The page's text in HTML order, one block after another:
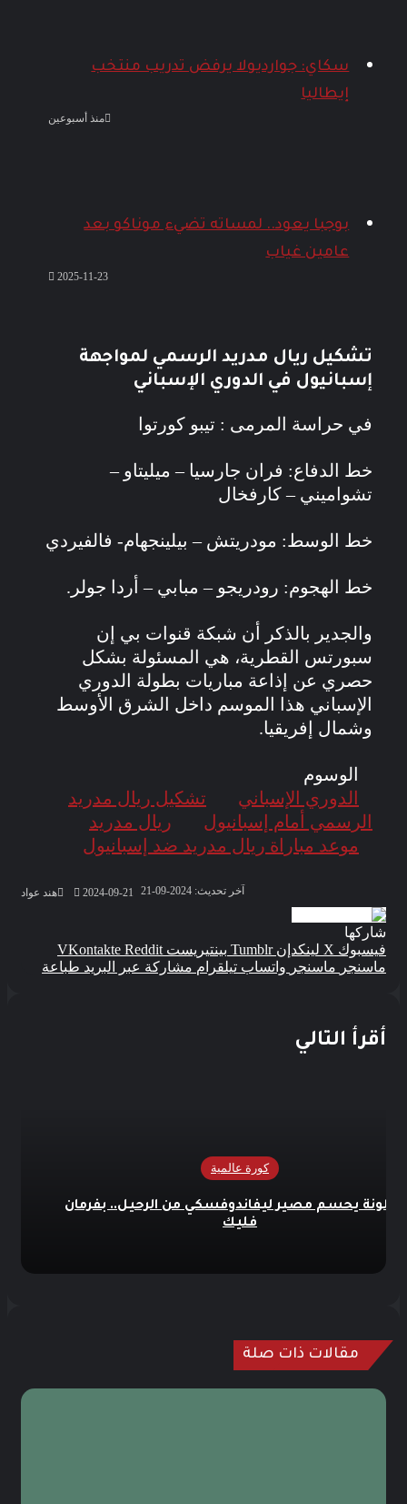
سكاي: جوارديولا يرفض تدريب منتخب
إيطاليا
منذ أسبوعين
بوجبا يعود.. لمساته تضيء موناكو بعد
عامين غياب
2025-11-23
تشكيل ريال مدريد الرسمي لمواجهة
إسبانيول في الدوري الإسباني
في حراسة المرمى : تيبو كورتوا
‏خط الدفاع: فران جارسيا – ميليتاو –
تشواميني – كارفخال
‏خط الوسط: مودريتش – بيلينجهام- فالفيردي
‏خط الهجوم: رودريجو – مبابي – أردا جولر.
والجدير بالذكر أن شبكة قنوات بي إن
سبورتس القطرية، هي المسئولة بشكل
حصري عن إذاعة مباريات بطولة الدوري
الإسباني هذا الموسم داخل الشرق الأوسط
وشمال إفريقيا.
الوسوم
الدوري الإسباني
تشكيل ريال مدريد
الرسمي أمام إسبانيول
ريال مدريد
موعد مباراة ريال مدريد ضد إسبانيول
هند عواد 2024-09-21 آخر تحديث: 2024-09-21
شاركها
فيسبوك ‫X لينكدإن بينتيريست
ماسنجر ماسنجر واتساب تيلقرام مشاركة عبر البريد طباعة
أقرأ التالي
كورة عالمية
يحسم مصير ليفاندوفسكي من الرحيل.. بفرمان
فليك
مقالات ذات صلة